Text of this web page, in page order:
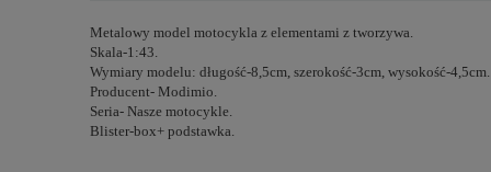
Metalowy model motocykla z elementami z tworzywa.
Skala-1:43.
Wymiary modelu: długość-8,5cm, szerokość-3cm, wysokość-4,5cm.
Producent- Modimio.
Seria- Nasze motocykle.
Blister-box+ podstawka.